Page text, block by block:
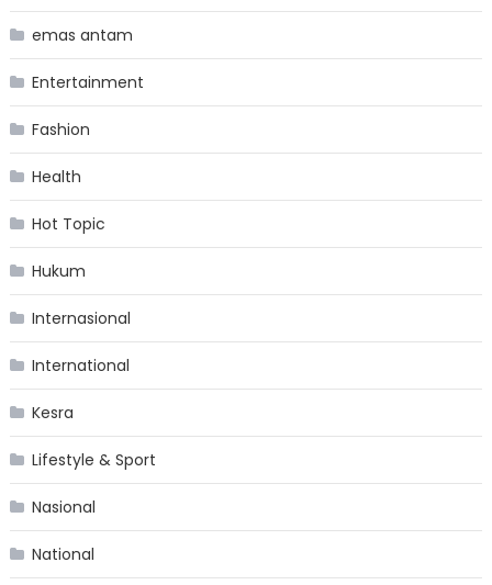
emas antam
Entertainment
Fashion
Health
Hot Topic
Hukum
Internasional
International
Kesra
Lifestyle & Sport
Nasional
National